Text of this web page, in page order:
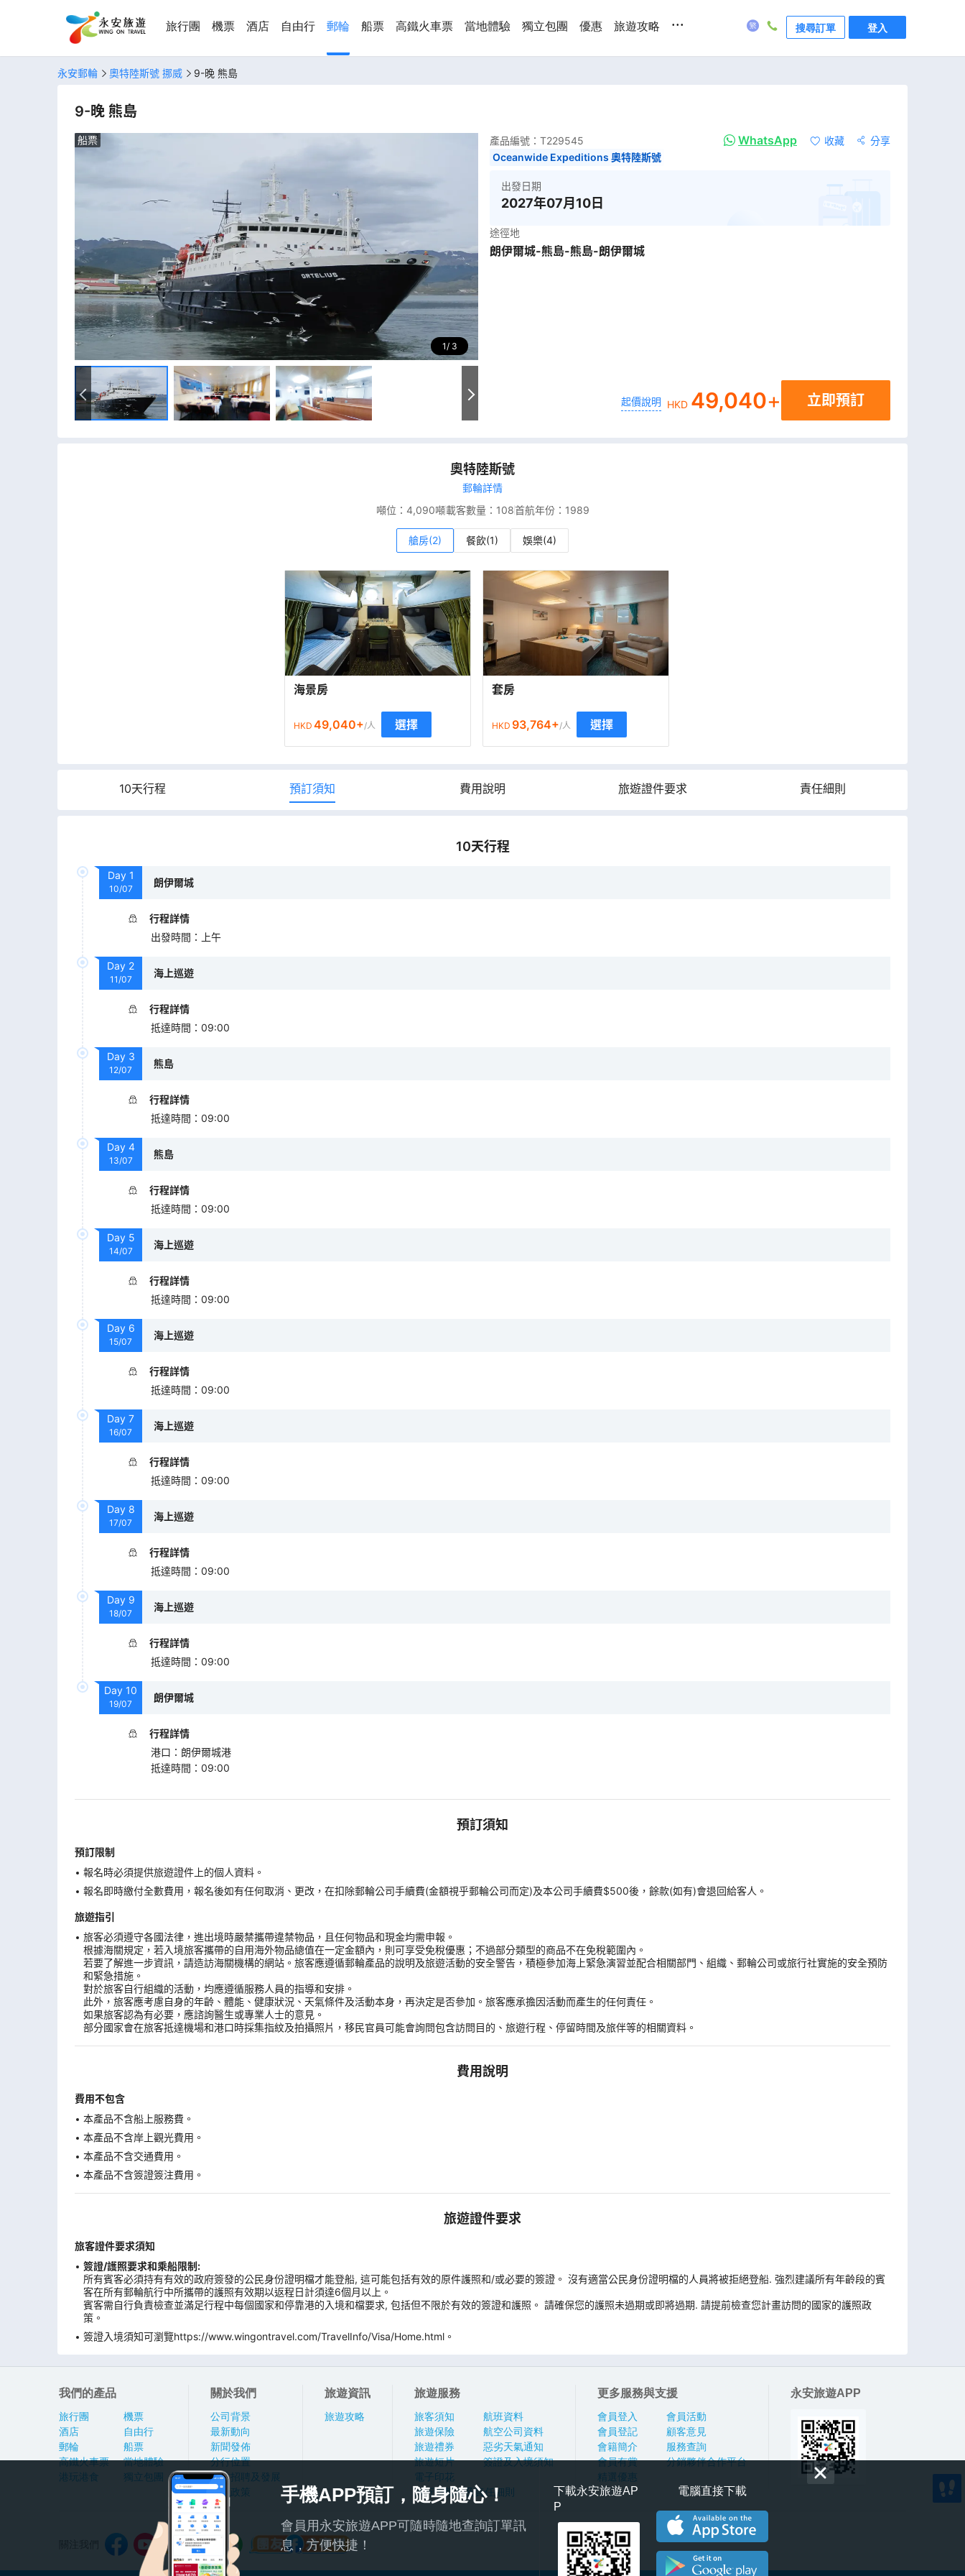
旅行團 機票 酒店 自由行 郵輪 船票 高鐵火車票 當地體驗 獨立包團 優惠 旅遊攻略 ... 搜尋訂單 登入
永安郵輪 奧特陸斯號 挪威 9-晚 熊島
9-晚 熊島
1 3
船票 產品編號： T229545 WhatsApp 收藏
分享
Oceanwide Expeditions 奧特陸斯號
出發日期
2027年07月10日
途徑地
朗伊爾城-熊島-熊島-朗伊爾城
起價說明 HKD 49,040+ 立即預訂
奧特陸斯號
郵輪詳情
噸位： 4,090噸載客數量： 108首航年份： 1989
艙房(2) 餐飲(1) 娛樂(4)
海景房
HKD 49,040+/人 選擇
套房
HKD 93,764+/人 選擇
10天行程 預訂須知 費用說明 旅遊證件要求 責任細則
10天行程
Day 1
10/07
朗伊爾城
行程詳情
出發時間 ： 上午
Day 2
11/07
海上巡遊
行程詳情
抵達時間 ： 09:00
Day 3
12/07
熊島
行程詳情
抵達時間 ： 09:00
Day 4
13/07
熊島
行程詳情
抵達時間 ： 09:00
Day 5
14/07
海上巡遊
行程詳情
抵達時間 ： 09:00
Day 6
15/07
海上巡遊
行程詳情
抵達時間 ： 09:00
Day 7
16/07
海上巡遊
行程詳情
抵達時間 ： 09:00
Day 8
17/07
海上巡遊
行程詳情
抵達時間 ： 09:00
Day 9
18/07
海上巡遊
行程詳情
抵達時間 ： 09:00
Day 10
19/07
朗伊爾城
行程詳情
港口 ： 朗伊爾城港
抵達時間 ： 09:00
預訂須知
預訂限制
報名時必須提供旅遊證件上的個人資料。
報名即時繳付全數費用，報名後如有任何取消、更改，在扣除郵輪公司手續費(金額視乎郵輪公司而定)及本公司手續費$500後，餘款(如有)會退回給客人。
旅遊指引
旅客必須遵守各國法律，進出境時嚴禁攜帶違禁物品，且任何物品和現金均需申報。
根據海關規定，若入境旅客攜帶的自用海外物品總值在一定金額內，則可享受免稅優惠；不過部分類型的商品不在免稅範圍內。
若要了解進一步資訊，請造訪海關機構的網站。旅客應遵循郵輪產品的說明及旅遊活動的安全警告，積極參加海上緊急演習並配合相關部門、組織、郵輪公司或旅行社實施的安全預防
和緊急措施。
對於旅客自行組織的活動，均應遵循服務人員的指導和安排。
此外，旅客應考慮自身的年齡、體能、健康狀況、天氣條件及活動本身，再決定是否參加。旅客應承擔因活動而產生的任何責任。
如果旅客認為有必要，應諮詢醫生或專業人士的意見。
部分國家會在旅客抵達機場和港口時採集指紋及拍攝照片，移民官員可能會詢問包含訪問目的、旅遊行程、停留時間及旅伴等的相關資料。
費用說明
費用不包含
本產品不含船上服務費。
本產品不含岸上觀光費用。
本產品不含交通費用。
本產品不含簽證簽注費用。
旅遊證件要求
旅客證件要求須知
簽證/護照要求和乘船限制:
所有賓客必須持有有效的政府簽發的公民身份證明檔才能登船, 這可能包括有效的原件護照和/或必要的簽證。 沒有適當公民身份證明檔的人員將被拒絕登船. 強烈建議所有年齡段的賓
客在所有郵輪航行中所攜帶的護照有效期以返程日計須達6個月以上。
賓客需自行負責檢查並滿足行程中每個國家和停靠港的入境和檔要求, 包括但不限於有效的簽證和護照。 請確保您的護照未過期或即將過期. 請提前檢查您計畫訪問的國家的護照政
策。
簽證入境須知可瀏覽https://www.wingontravel.com/TravelInfo/Visa/Home.html。
我們的產品
旅行團
酒店
郵輪
高鐵火車票
港玩港食
機票
自由行
船票
當地體驗
獨立包團
關於我們
公司背景
最新動向
新聞發佈
分行位置
人才招聘及發展
私隱政策
旅遊資訊
旅遊攻略
旅遊服務
旅客須知
旅遊保險
旅遊禮券
旅遊短片
電子印花
航班資料
航空公司資料
惡劣天氣通知
簽證及入境須知
旅行團報名及責任細則
更多服務與支援
會員登入
會員登記
會籍簡介
會員有賞
精選優惠
會員活動
顧客意見
服務查詢
分銷夥伴合作平台
永安旅遊APP
手機APP預訂，隨身隨心！
會員用永安旅遊APP可隨時隨地查詢訂單訊
息，方便快捷！
下載永安旅遊AP
P
電腦直接下載